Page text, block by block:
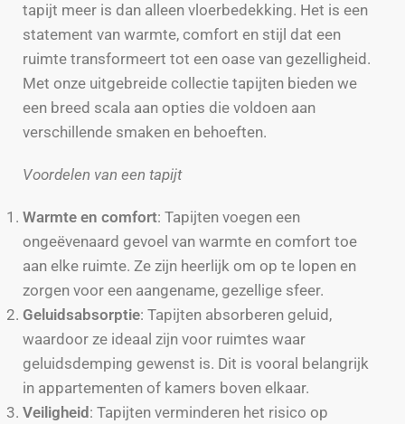
tapijt meer is dan alleen vloerbedekking. Het is een
statement van warmte, comfort en stijl dat een
ruimte transformeert tot een oase van gezelligheid.
Met onze uitgebreide collectie tapijten bieden we
een breed scala aan opties die voldoen aan
verschillende smaken en behoeften.
Voordelen van een tapijt
Warmte en comfort: Tapijten voegen een
ongeëvenaard gevoel van warmte en comfort toe
aan elke ruimte. Ze zijn heerlijk om op te lopen en
zorgen voor een aangename, gezellige sfeer.
Geluidsabsorptie: Tapijten absorberen geluid,
waardoor ze ideaal zijn voor ruimtes waar
geluidsdemping gewenst is. Dit is vooral belangrijk
in appartementen of kamers boven elkaar.
Veiligheid : Tapijten verminderen het risico op